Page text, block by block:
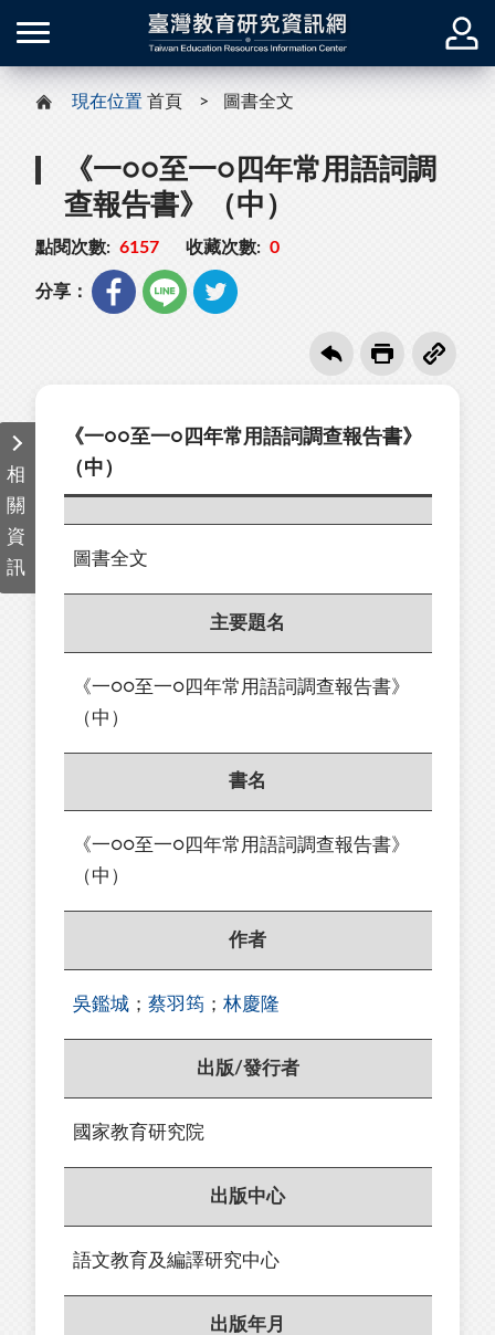
現在位置 首頁 圖書全文
《一○○至一○四年常用語詞調
查報告書》（中）
點閱次數: 6157 收藏次數: 0
分享：
相
關
資
訊
《一○○至一○四年常用語詞調查報告書》
（中）
圖書全文
主要題名
《一○○至一○四年常用語詞調查報告書》
（中）
書名
《一○○至一○四年常用語詞調查報告書》
（中）
作者
吳鑑城 ； 蔡羽筠 ； 林慶隆
出版/發行者
國家教育研究院
出版中心
語文教育及編譯研究中心
出版年月